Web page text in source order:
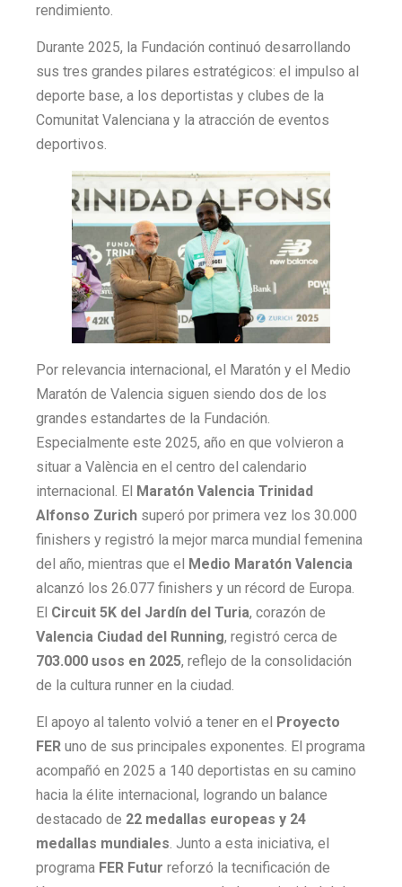
rendimiento.
Durante 2025, la Fundación continuó desarrollando
sus tres grandes pilares estratégicos: el impulso al
deporte base, a los deportistas y clubes de la
Comunitat Valenciana y la atracción de eventos
deportivos.
Por relevancia internacional, el Maratón y el Medio
Maratón de Valencia siguen siendo dos de los
grandes estandartes de la Fundación.
Especialmente este 2025, año en que volvieron a
situar a València en el centro del calendario
internacional. El Maratón Valencia Trinidad
Alfonso Zurich superó por primera vez los 30.000
finishers y registró la mejor marca mundial femenina
del año, mientras que el Medio Maratón Valencia
alcanzó los 26.077 finishers y un récord de Europa.
El Circuit 5K del Jardín del Turia, corazón de
Valencia Ciudad del Running, registró cerca de
703.000 usos en 2025, reflejo de la consolidación
de la cultura runner en la ciudad.
El apoyo al talento volvió a tener en el
Proyecto
FER uno de sus principales exponentes. El programa
acompañó en 2025 a 140 deportistas en su camino
hacia la élite internacional, logrando un balance
destacado de 22 medallas europeas y 24
medallas mundiales. Junto a esta iniciativa, el
programa FER Futur reforzó la tecnificación de